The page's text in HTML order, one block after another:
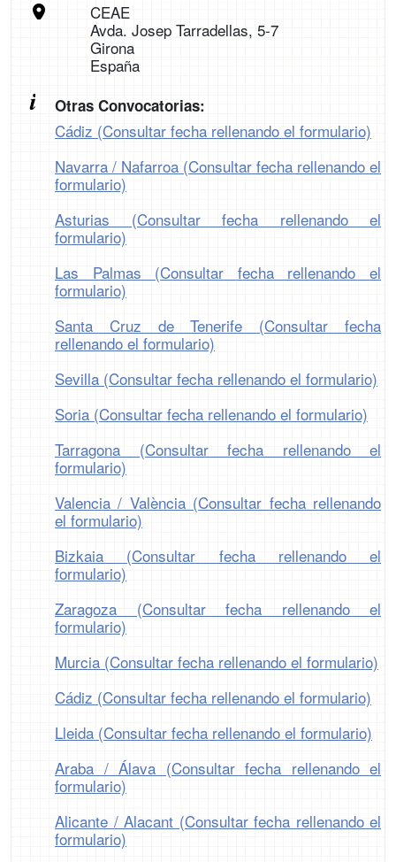
CEAE
Avda. Josep Tarradellas, 5-7
Girona
España
Otras Convocatorias:
Cádiz (Consultar fecha rellenando el formulario)
Navarra / Nafarroa (Consultar fecha rellenando el
formulario)
Asturias (Consultar fecha rellenando el
formulario)
Las Palmas (Consultar fecha rellenando el
formulario)
Santa Cruz de Tenerife (Consultar fecha
rellenando el formulario)
Sevilla (Consultar fecha rellenando el formulario)
Soria (Consultar fecha rellenando el formulario)
Tarragona (Consultar fecha rellenando el
formulario)
Valencia / València (Consultar fecha rellenando
el formulario)
Bizkaia (Consultar fecha rellenando el
formulario)
Zaragoza (Consultar fecha rellenando el
formulario)
Murcia (Consultar fecha rellenando el formulario)
Cádiz (Consultar fecha rellenando el formulario)
Lleida (Consultar fecha rellenando el formulario)
Araba / Álava (Consultar fecha rellenando el
formulario)
Alicante / Alacant (Consultar fecha rellenando el
formulario)